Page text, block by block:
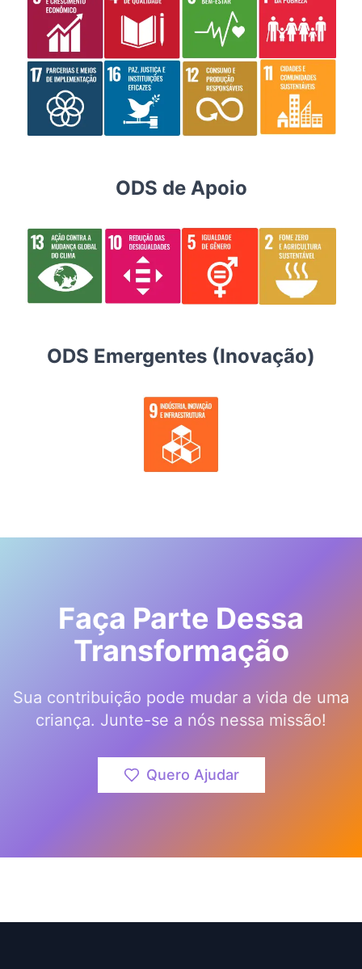
ODS de Apoio
ODS Emergentes (Inovação)
Faça Parte Dessa
Transformação
Sua contribuição pode mudar a vida de uma
criança. Junte-se a nós nessa missão!
Quero Ajudar